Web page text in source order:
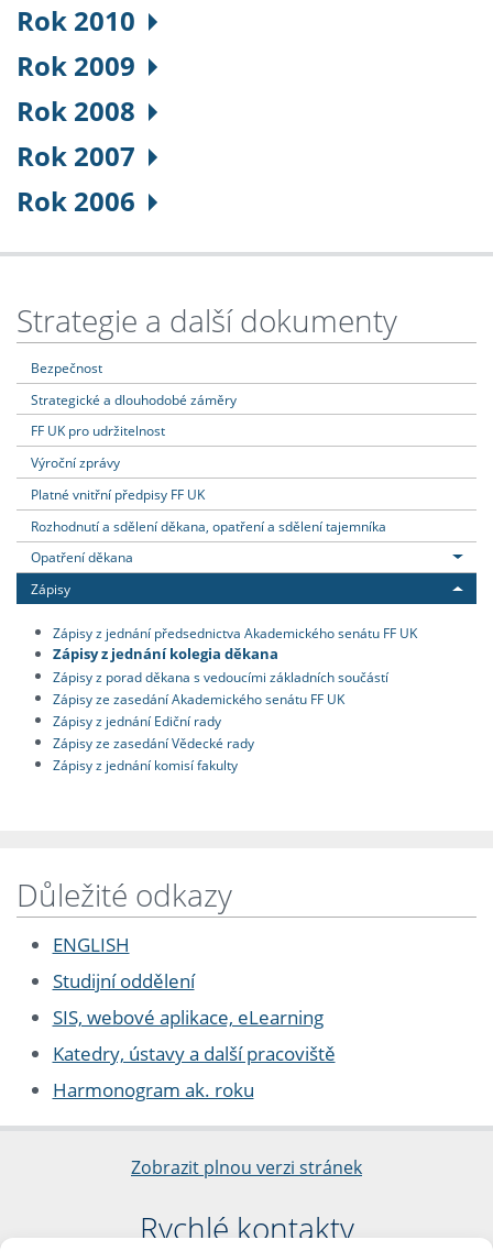
Rok 2010
Rok 2009
Rok 2008
Rok 2007
Rok 2006
Strategie a další dokumenty
Bezpečnost
Strategické a dlouhodobé záměry
FF UK pro udržitelnost
Výroční zprávy
Platné vnitřní předpisy FF UK
Rozhodnutí a sdělení děkana, opatření a sdělení tajemníka
Opatření děkana
Zápisy
Zápisy z jednání předsednictva Akademického senátu FF UK
Zápisy z jednání kolegia děkana
Zápisy z porad děkana s vedoucími základních součástí
Zápisy ze zasedání Akademického senátu FF UK
Zápisy z jednání Ediční rady
Zápisy ze zasedání Vědecké rady
Zápisy z jednání komisí fakulty
Důležité odkazy
ENGLISH
Studijní oddělení
SIS, webové aplikace, eLearning
Katedry, ústavy a další pracoviště
Harmonogram ak. roku
Zobrazit plnou verzi stránek
Rychlé kontakty